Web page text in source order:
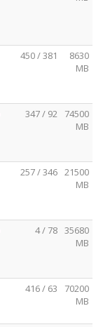
450 / 381
8630
MB
347 / 92
74500
MB
257 / 346 21500
MB
4 / 78 35680
MB
416 / 63
70200
MB